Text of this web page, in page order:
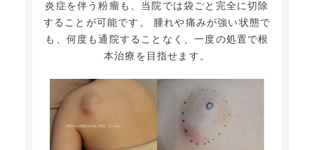
炎症を伴う粉瘤も、当院では袋ごと完全に切除
することが可能です。 腫れや痛みが強い状態で
も、何度も通院することなく、一度の処置で根
本治療を目指せます。